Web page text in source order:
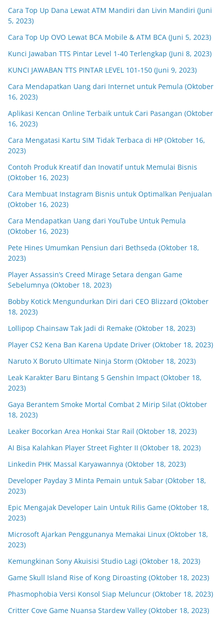
Cara Top Up Dana Lewat ATM Mandiri dan Livin Mandiri (Juni
5, 2023)
Cara Top Up OVO Lewat BCA Mobile & ATM BCA (Juni 5, 2023)
Kunci Jawaban TTS Pintar Level 1-40 Terlengkap (Juni 8, 2023)
KUNCI JAWABAN TTS PINTAR LEVEL 101-150 (Juni 9, 2023)
Cara Mendapatkan Uang dari Internet untuk Pemula (Oktober
16, 2023)
Aplikasi Kencan Online Terbaik untuk Cari Pasangan (Oktober
16, 2023)
Cara Mengatasi Kartu SIM Tidak Terbaca di HP (Oktober 16,
2023)
Contoh Produk Kreatif dan Inovatif untuk Memulai Bisnis
(Oktober 16, 2023)
Cara Membuat Instagram Bisnis untuk Optimalkan Penjualan
(Oktober 16, 2023)
Cara Mendapatkan Uang dari YouTube Untuk Pemula
(Oktober 16, 2023)
Pete Hines Umumkan Pensiun dari Bethseda (Oktober 18,
2023)
Player Assassin’s Creed Mirage Setara dengan Game
Sebelumnya (Oktober 18, 2023)
Bobby Kotick Mengundurkan Diri dari CEO Blizzard (Oktober
18, 2023)
Lollipop Chainsaw Tak Jadi di Remake (Oktober 18, 2023)
Player CS2 Kena Ban Karena Update Driver (Oktober 18, 2023)
Naruto X Boruto Ultimate Ninja Storm (Oktober 18, 2023)
Leak Karakter Baru Bintang 5 Genshin Impact (Oktober 18,
2023)
Gaya Berantem Smoke Mortal Combat 2 Mirip Silat (Oktober
18, 2023)
Leaker Bocorkan Area Honkai Star Rail (Oktober 18, 2023)
AI Bisa Kalahkan Player Street Fighter II (Oktober 18, 2023)
Linkedin PHK Massal Karyawannya (Oktober 18, 2023)
Developer Payday 3 Minta Pemain untuk Sabar (Oktober 18,
2023)
Epic Mengajak Developer Lain Untuk Rilis Game (Oktober 18,
2023)
Microsoft Ajarkan Penggunanya Memakai Linux (Oktober 18,
2023)
Kemungkinan Sony Akuisisi Studio Lagi (Oktober 18, 2023)
Game Skull Island Rise of Kong Diroasting (Oktober 18, 2023)
Phasmophobia Versi Konsol Siap Meluncur (Oktober 18, 2023)
Critter Cove Game Nuansa Stardew Valley (Oktober 18, 2023)